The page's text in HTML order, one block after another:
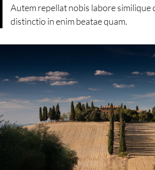
Autem repellat nobis labore similique
distinctio in enim beatae quam.